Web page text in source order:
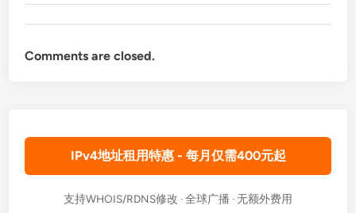
Comments are closed.
IPv4地址租用特惠 - 每月仅需400元起
支持WHOIS/RDNS修改 · 全球广播 · 无额外费用